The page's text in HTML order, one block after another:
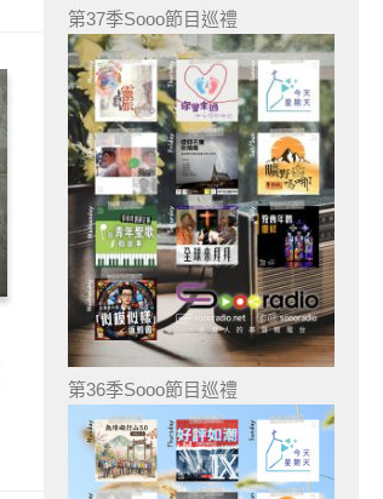
第37季Sooo節目巡禮
第36季Sooo節目巡禮